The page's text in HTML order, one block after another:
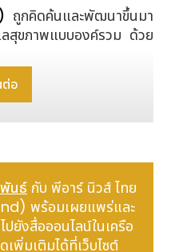
ถูกคิดค้นและพัฒนาขึ้นมา
สุขภาพแบบองค์รวม ด้วย
ตามินซีในรูปแบบวิตามินซี
Ascorbate) ที่ไม่
โยชน์ใน "ไบโอ โปร ซี"
คอร์เบต (Vitamin C
:วิตามินซีที่มีคุณสมบัติ
ต่อ
พันธ์ กับ พีอาร์ นิวส์ ไทย
พร้อมเผยแพร่และ
ไปยังสื่อออนไลน์ในเครือ
เพิ่มเติมได้ที่เว็บไซต์